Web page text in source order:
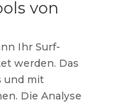
von
Ihr Surf-
werden. Das
und mit
Die Analyse